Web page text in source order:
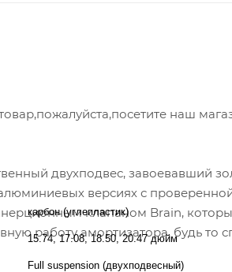
наш
двухподвес, завоевавший
версиях с
клапаном Brain,
работу амортизатора, будь то
карбон (углепластик)
15.74, 17.08, 18.50, 20.47 дюйм
Full suspension (двухподвесный)